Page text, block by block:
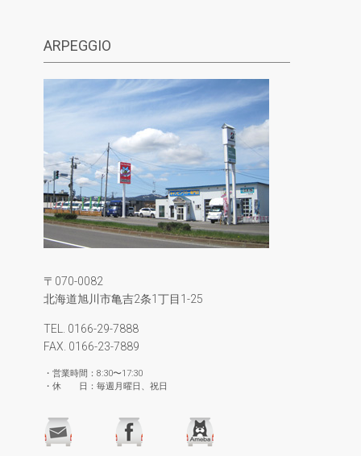
ARPEGGIO
〒070-0082
北海道旭川市亀吉2条1丁目1-25
TEL. 0166-29-7888
FAX. 0166-23-7889
・営業時間：8:30〜17:30
・休 日：毎週月曜日、祝日